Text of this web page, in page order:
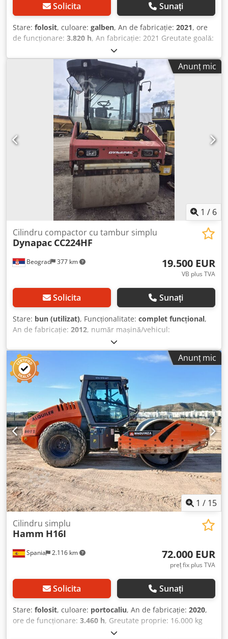
Solicita Sunați
Stare: folosit, culoare: galben, An de fabricație: 2021, ore
de funcționare: 3.820 h, An fabricație: 2021 Greutate goală:
16.000 kg Dimensiuni (L x l x Î): 622 x 230 x 299 cm Dsdex
Sqhijpfx Akbock Tip motor: Deutz DEUTZ TCD4.1 L-4
Anunț mic
1 / 6
Beograd 377 km
Cilindru compactor cu tambur simplu
Dynapac CC224HF
19.500 EUR
VB plus TVA
Solicita Sunați
Stare: bun (utilizat), Funcționalitate: complet funcțional,
An de fabricație: 2012, număr mașină/vehicul:
, stare excelentă Djdpfxjy Dfu Uo
Akbock
Anunț mic
1 / 15
Spania 2.116 km
Cilindru simplu
Hamm H16I
72.000 EUR
preț fix plus TVA
Solicita Sunați
Stare: folosit, culoare: portocaliu, An de fabricație: 2020,
ore de funcționare: 3.460 h, Greutate proprie: 16.000 kg
Djdey Egcvjpfx Akbock Dimensiuni (L x l x Î): 595 x 231 x 296